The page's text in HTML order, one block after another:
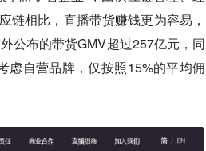
链相比，直播带货赚钱更为容易，
公布的带货GMV超过257亿元，同
虑自营品牌，仅按照15%的平均佣